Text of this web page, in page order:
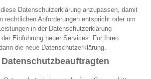
Datenschutzerklärung anzupassen, damit
rechtlichen Anforderungen entspricht oder um
in der Datenschutzerklärung
Einführung neuer Services. Für Ihren
die neue Datenschutzerklärung.